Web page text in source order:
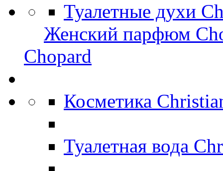
Туалетные духи
Женский парфюм
Chopard
Косметика
Туалетная вода